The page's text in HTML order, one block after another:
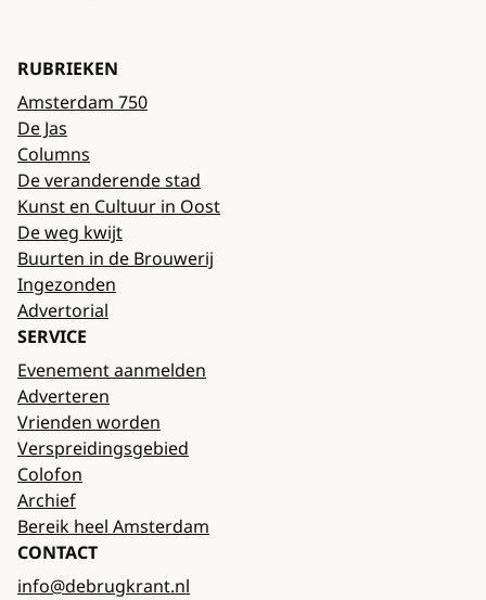
RUBRIEKEN
Amsterdam 750
De Jas
Columns
De veranderende stad
Kunst en Cultuur in Oost
De weg kwijt
Buurten in de Brouwerij
Ingezonden
Advertorial
SERVICE
Evenement aanmelden
Adverteren
Vrienden worden
Verspreidingsgebied
Colofon
Archief
Bereik heel Amsterdam
CONTACT
info@debrugkrant.nl